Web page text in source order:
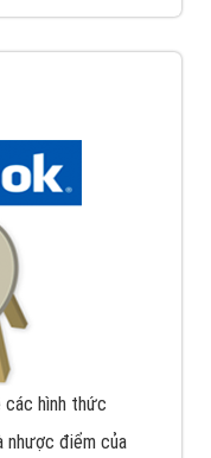
các hình thức
nhược điểm của